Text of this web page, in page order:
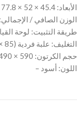
– الأبعاد: 45.4 × 52 × 77.8 مم
– الوزن الصافي / الإجمالي: 47.5 غ / 75.5 غ
– طريقة التثبيت: لوحة
– التغليف: علبة فردية (85 × 50 × 116 مم)
– حجم الكرتون: 590 × 490 × 470 مم